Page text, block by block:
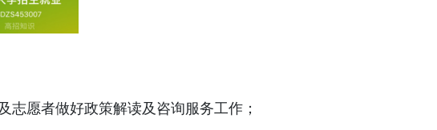
志愿者做好政策解读及咨询服务工作；